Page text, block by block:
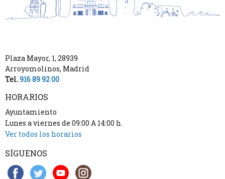
Plaza Mayor, 1, 28939
Arroyomolinos, Madrid
Tel.916 89 92 00
HORARIOS
Ayuntamiento
Lunes a viernes de 09:00 A 14:00 h.
Ver todos los horarios
SÍGUENOS